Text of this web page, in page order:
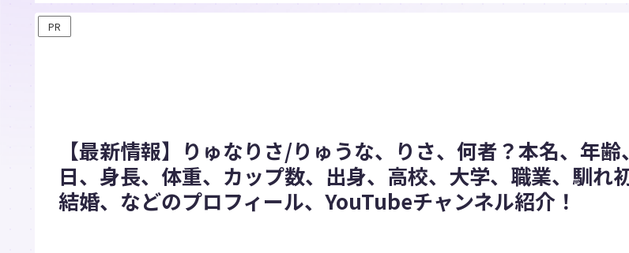
PR
【最新情報】りゅなりさ/りゅうな、りさ、何者？本名、年齢
日、身長、体重、カップ数、出身、高校、大学、職業、馴れ初
結婚、などのプロフィール、YouTubeチャンネル紹介！